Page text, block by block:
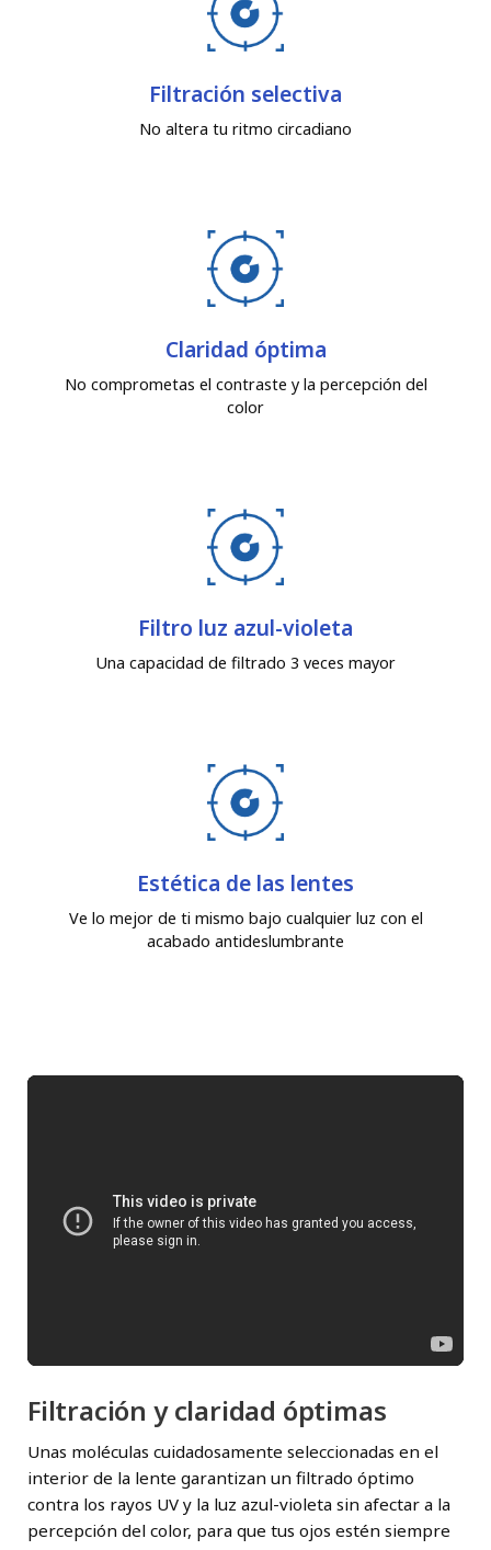
Filtración selectiva
No altera tu ritmo circadiano
Claridad óptima
No comprometas el contraste y la percepción del
color
Filtro luz azul-violeta
Una capacidad de filtrado 3 veces mayor
Estética de las lentes
Ve lo mejor de ti mismo bajo cualquier luz con el
acabado antideslumbrante
Filtración y claridad óptimas
Unas moléculas cuidadosamente seleccionadas en el
interior de la lente garantizan un filtrado óptimo
contra los rayos UV y la luz azul-violeta sin afectar a la
percepción del color, para que tus ojos estén siempre